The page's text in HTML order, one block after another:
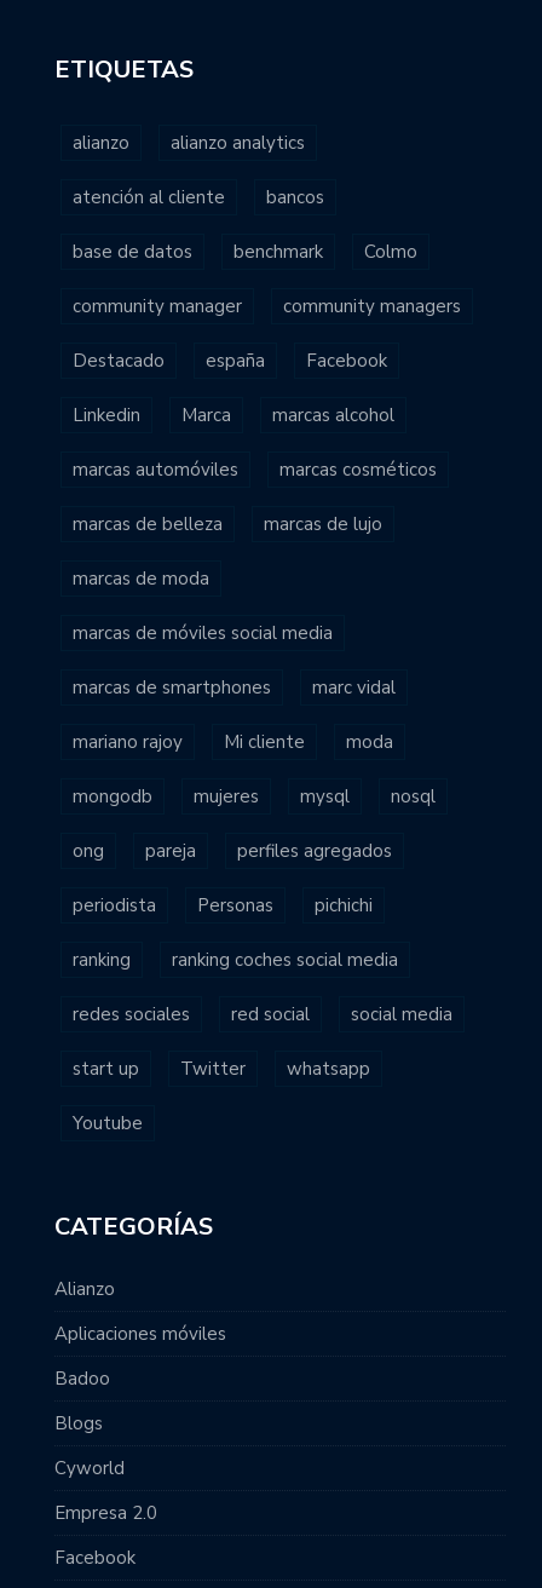
ETIQUETAS
alianzo alianzo analytics
atención al cliente bancos
base de datos benchmark Colmo
community manager community managers
Destacado españa Facebook
Linkedin Marca marcas alcohol
marcas automóviles marcas cosméticos
marcas de belleza marcas de lujo
marcas de moda
marcas de móviles social media
marcas de smartphones marc vidal
mariano rajoy Mi cliente moda
mongodb mujeres mysql nosql
ong pareja perfiles agregados
periodista Personas pichichi
ranking ranking coches social media
redes sociales red social social media
start up Twitter whatsapp
Youtube
CATEGORÍAS
Alianzo
Aplicaciones móviles
Badoo
Blogs
Cyworld
Empresa 2.0
Facebook